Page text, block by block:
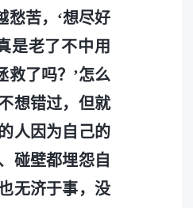
愁苦，‘想尽好
是老了不中用
救了吗？’怎么
想错过，但就
人因为自己的
碰壁都埋怨自
无济于事，没